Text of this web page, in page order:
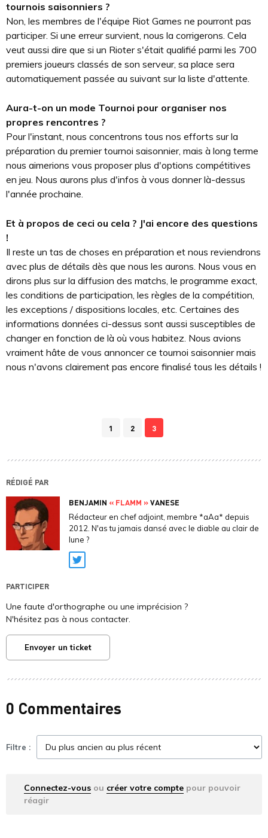
tournois saisonniers ?
Non, les membres de l'équipe Riot Games ne pourront pas
participer. Si une erreur survient, nous la corrigerons. Cela
veut aussi dire que si un Rioter s'était qualifié parmi les 700
premiers joueurs classés de son serveur, sa place sera
automatiquement passée au suivant sur la liste d'attente.
Aura-t-on un mode Tournoi pour organiser nos
propres rencontres ?
Pour l'instant, nous concentrons tous nos efforts sur la
préparation du premier tournoi saisonnier, mais à long terme
nous aimerions vous proposer plus d'options compétitives
en jeu. Nous aurons plus d'infos à vous donner là-dessus
l'année prochaine.
Et à propos de ceci ou cela ? J'ai encore des questions
!
Il reste un tas de choses en préparation et nous reviendrons
avec plus de détails dès que nous les aurons. Nous vous en
dirons plus sur la diffusion des matchs, le programme exact,
les conditions de participation, les règles de la compétition,
les exceptions / dispositions locales, etc. Certaines des
informations données ci-dessus sont aussi susceptibles de
changer en fonction de là où vous habitez. Nous avions
vraiment hâte de vous annoncer ce tournoi saisonnier mais
nous n'avons clairement pas encore finalisé tous les détails !
1 2 3
RÉDIGÉ PAR
BENJAMIN « FLAMM »VANESE
Rédacteur en chef adjoint, membre *aAa* depuis
2012. N'as tu jamais dansé avec le diable au clair de
lune ?
Twitter
PARTICIPER
Une faute d'orthographe ou une imprécision ?
N'hésitez pas à nous contacter.
Envoyer un ticket
0 Commentaires
Filtre :
Connectez-vous ou créer votre compte pour pouvoir
réagir